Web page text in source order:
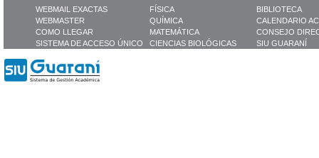
WEBMAIL EXACTAS
WEBMASTER
COMO LLEGAR
SISTEMA DE ACCESO ÚNICO
FÍSICA
QUÍMICA
MATEMÁTICA
CIENCIAS BIOLÓGICAS
BIBLIOTECA
CALENDARIO
CONSEJO
SIU GUARANÍ